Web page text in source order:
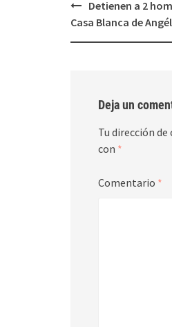
Post
navigation
Detienen a 2
Casa Blanca de
Deja un
Tu dirección
con *
Comentario *